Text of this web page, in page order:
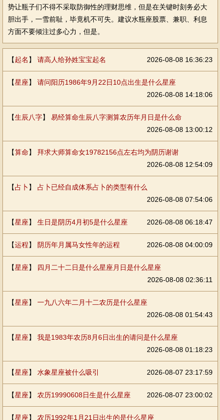
势让瓶子们不得不采取防御性的理财思维，但是在关键时刻务必大
胆出手，一雪前耻，毕竟机不可失。建议水瓶座股票、兼职、利息
方面不要倾注过多心力，但是。
【起名 】 请高人给孙姓宝宝起名 2026-08-08 16:36:23
【星座】 请问阳历1986年9月22日10点出生是什么星座
2026-08-08 14:18:06
【生辰八字】 易经算命生辰八字测算农历年月日是什么命
2026-08-08 13:00:12
【算命】 拜求大师算命女19782156点左右均为阴历谢谢
2026-08-08 12:54:09
【占卜 】 占卜已经自成体系占卜的类型有什么
2026-08-08 07:54:06
【星座】 生日是阴历4月初5是什么星座 2026-08-08 06:18:47
【运程】 阴历年月属马女性年的运程 2026-08-08 04:00:09
【星座】 四月二十二日是什么星座月日是什么星座
2026-08-08 02:36:11
【星座】 一九八六年二月十二农历是什么星座
2026-08-08 01:54:43
【星座】 我是1983年农历8月6日出生的请问是什么星座
2026-08-08 01:18:23
【星座】 水象星座被什么吸引 2026-08-07 23:17:59
【星座】 农历19990608日生是什么星座 2026-08-07 23:00:02
【星座】 农历1992年1月21日出生的是什么星座